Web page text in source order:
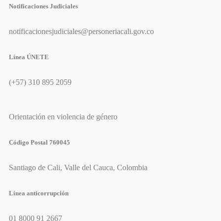
Notificaciones Judiciales
notificacionesjudiciales@personeriacali.gov.co
Línea ÚNETE
(+57) 310 895 2059
Orientación en violencia de género
Código Postal 760045
Santiago de Cali, Valle del Cauca, Colombia
Línea anticorrupción
01 8000 91 2667